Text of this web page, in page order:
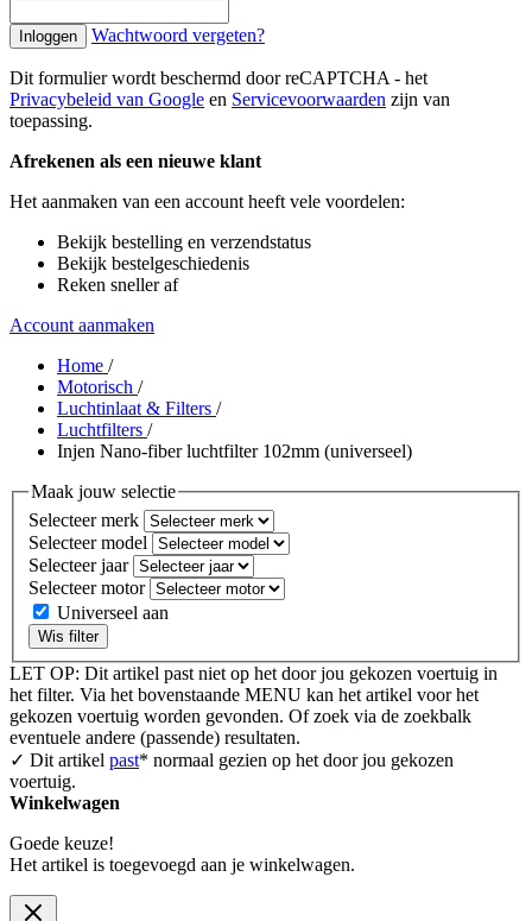
Inloggen Wachtwoord vergeten?
Dit formulier wordt beschermd door reCAPTCHA - het
Privacybeleid van Google en Servicevoorwaarden zijn van
toepassing.
Afrekenen als een nieuwe klant
Het aanmaken van een account heeft vele voordelen:
Bekijk bestelling en verzendstatus
Bekijk bestelgeschiedenis
Reken sneller af
Account aanmaken
Home /
Motorisch /
Luchtinlaat & Filters /
Luchtfilters /
Injen Nano-fiber luchtfilter 102mm (universeel)
Maak jouw selectie
Selecteer merk
Selecteer model
Selecteer jaar
Selecteer motor
Universeel aan
Wis filter
LET OP: Dit artikel past niet op het door jou gekozen voertuig in
het filter. Via het bovenstaande MENU kan het artikel voor het
gekozen voertuig worden gevonden. Of zoek via de zoekbalk
eventuele andere (passende) resultaten.
✓ Dit artikel past* normaal gezien op het door jou gekozen
voertuig.
Winkelwagen
Goede keuze!
Het artikel is toegevoegd aan je winkelwagen.